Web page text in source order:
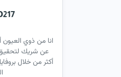
انا من ذوي
عن شريك
أكثر من خلال